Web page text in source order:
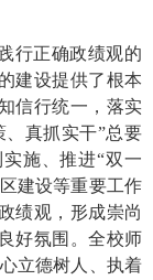
行正确政绩观的
建设提供了根本
信行统一，落实
真抓实干”总要
施、推进“双一
建设等重要工作
绩观，形成崇尚
好氛围。全校师
立德树人、执着